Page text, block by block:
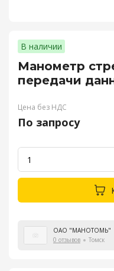
В наличии
Манометр
передачи
Цена без НДС
По запросу
ОАО "МАНОТОМЬ"
0 отзывов
Томск